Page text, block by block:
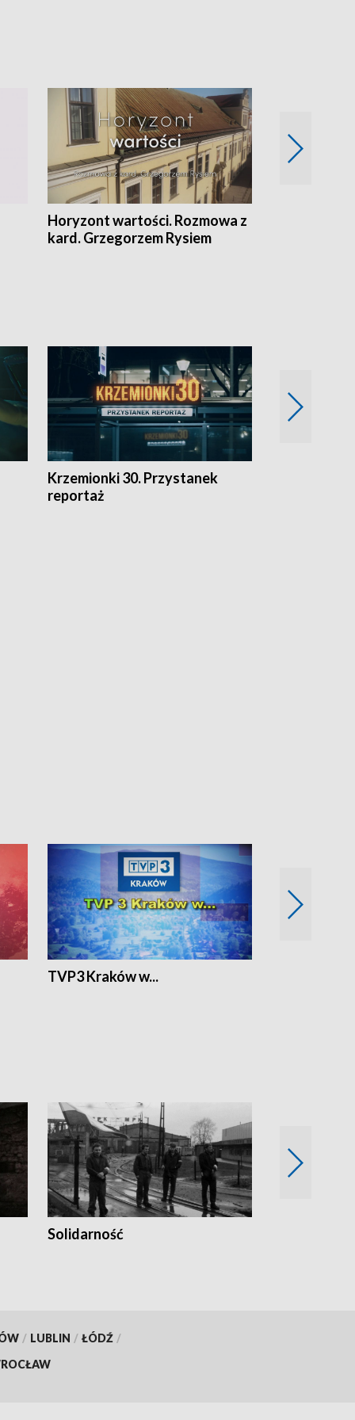
Horyzont wartości. Rozmowa z
kard. Grzegorzem Rysiem
Krzemionki 30. Przystanek
reportaż
TVP3 Kraków w...
Solidarność
/ LUBLIN / ŁÓDŹ /